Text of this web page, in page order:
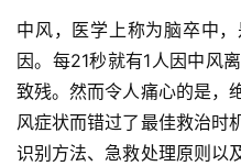
中风，医学上称为脑卒中
因。每21秒就有1人因中风
致残。然而令人痛心的是，
风症状而错过了最佳救治时
识别方法、急救处理原则以